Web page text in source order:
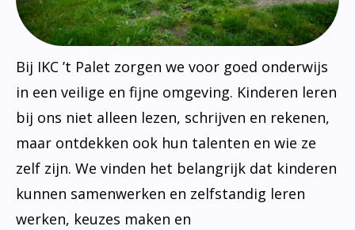
Bij IKC ’t Palet zorgen we voor goed onderwijs
in een veilige en fijne omgeving. Kinderen leren
bij ons niet alleen lezen, schrijven en rekenen,
maar ontdekken ook hun talenten en wie ze
zelf zijn. We vinden het belangrijk dat kinderen
kunnen samenwerken en zelfstandig leren
werken, keuzes maken en